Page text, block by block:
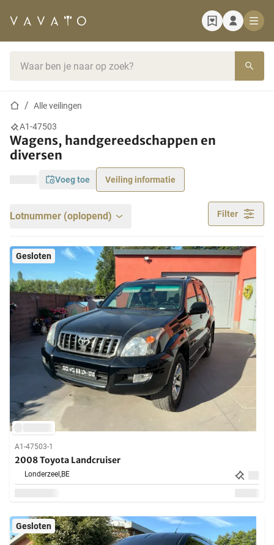
StartpaginaAlle veilingen
A1-47503
Wagens, handgereedschappen en
diversen
voeg toe Veiling informatie
Lotnummer (oplopend) Filter
Gesloten
A1-47503-1
2008 Toyota Landcruiser
Londerzeel,BE
Gesloten